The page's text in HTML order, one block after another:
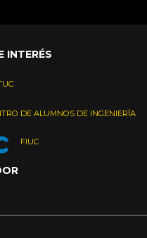
INTERÉS
DE ALUMNOS DE INGENIERÍA
FIUC